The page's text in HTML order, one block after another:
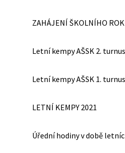
ZAHÁJENÍ ŠKOLNÍHO
Letní kempy AŠSK 2.
Letní kempy AŠSK 1.
LETNÍ KEMPY 2021
Úřední hodiny v době